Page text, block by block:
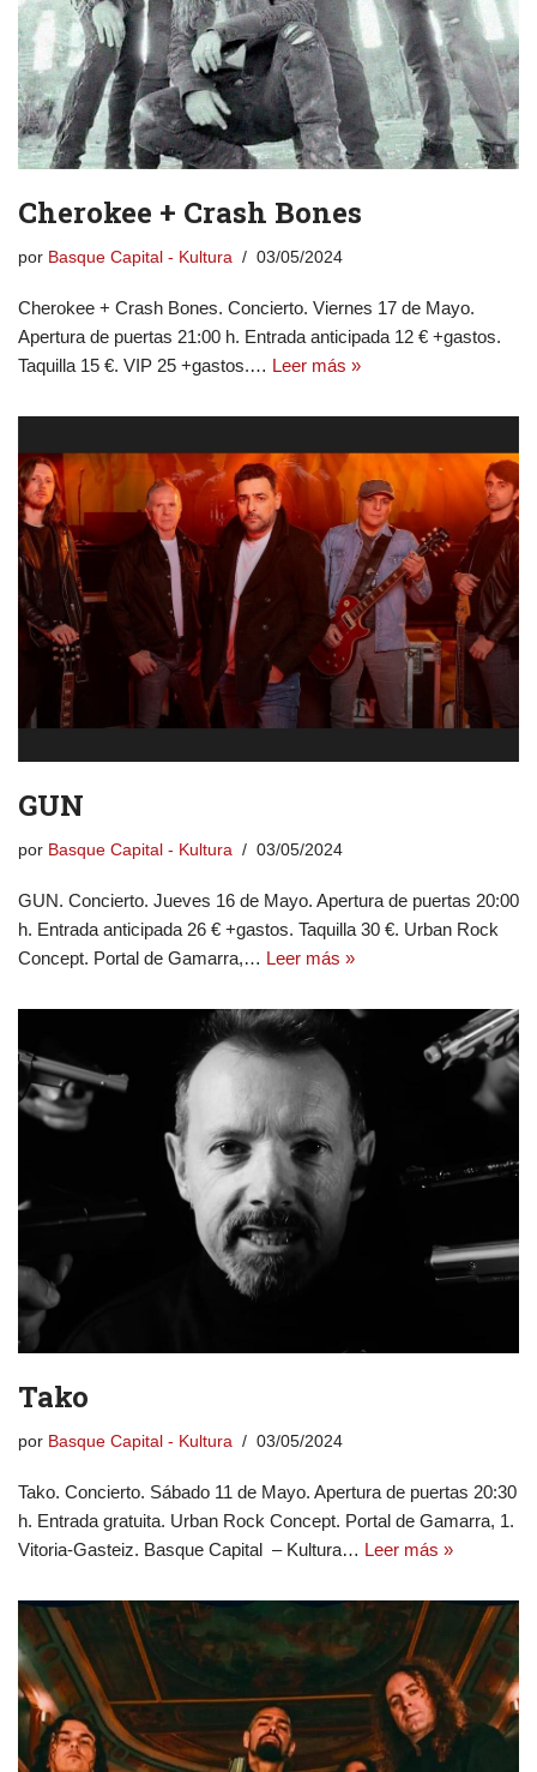
Cherokee + Crash Bones
por Basque Capital - Kultura 03/05/2024
Cherokee + Crash Bones. Concierto. Viernes 17 de Mayo.
Apertura de puertas 21:00 h. Entrada anticipada 12 € +gastos.
Taquilla 15 €. VIP 25 +gastos.… Leer más »
GUN
por Basque Capital - Kultura 03/05/2024
GUN. Concierto. Jueves 16 de Mayo. Apertura de puertas 20:00
h. Entrada anticipada 26 € +gastos. Taquilla 30 €. Urban Rock
Concept. Portal de Gamarra,… Leer más »
Tako
por Basque Capital - Kultura 03/05/2024
Tako. Concierto. Sábado 11 de Mayo. Apertura de puertas 20:30
h. Entrada gratuita. Urban Rock Concept. Portal de Gamarra, 1.
Vitoria-Gasteiz. Basque Capital – Kultura… Leer más »